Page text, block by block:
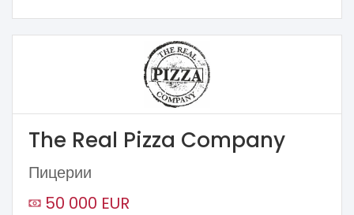
The Real Pizza Company
Пицерии
50 000 EUR